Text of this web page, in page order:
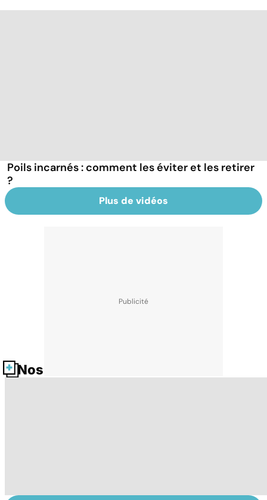
Poils incarnés : comment les éviter et les retirer
?
Plus de vidéos
Nos fiches santé